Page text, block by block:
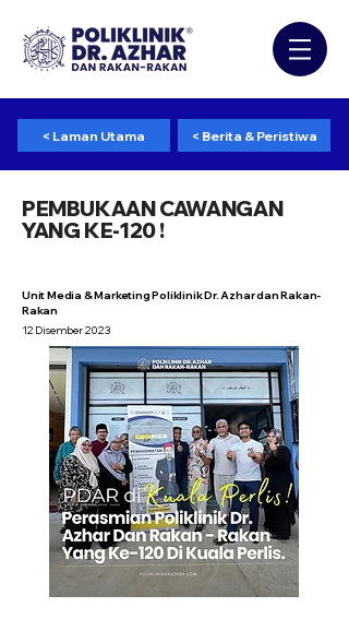
< Laman Utama < Berita & Peristiwa
PEMBUKAAN CAWANGAN
YANG KE-120 !
Unit Media & Marketing Poliklinik Dr. Azhar dan Rakan-
Rakan
12 Disember 2023